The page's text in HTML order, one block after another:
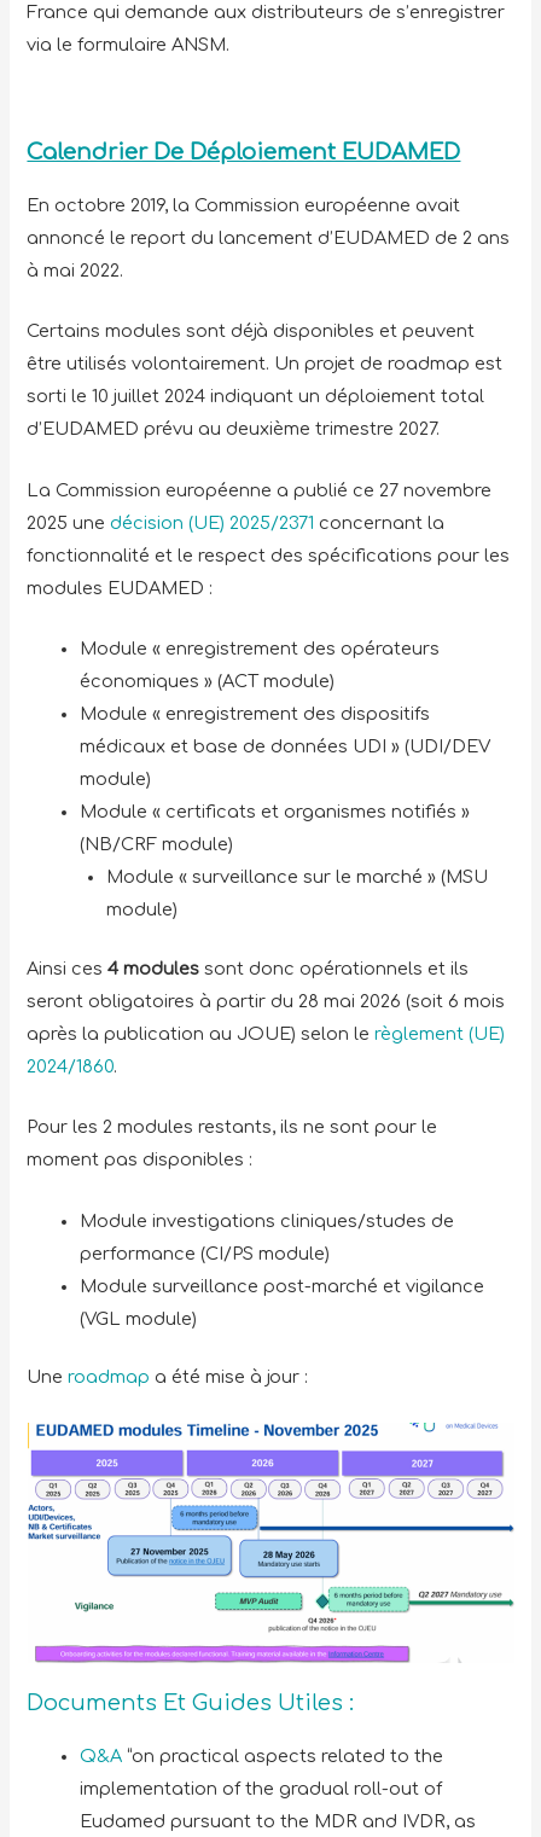
France qui demande aux distributeurs de s’enregistrer
via le formulaire ANSM.
Calendrier De Déploiement EUDAMED
En octobre 2019, la Commission européenne avait
annoncé le report du lancement d’EUDAMED de 2 ans
à mai 2022.
Certains modules sont déjà disponibles et peuvent
être utilisés volontairement. Un projet de roadmap est
sorti le 10 juillet 2024 indiquant un déploiement total
d’EUDAMED prévu au deuxième trimestre 2027.
La Commission européenne a publié ce 27 novembre
2025 une décision (UE) 2025/2371 concernant la
fonctionnalité et le respect des spécifications pour les
modules EUDAMED :
Module « enregistrement des opérateurs
économiques » (ACT module)
Module « enregistrement des dispositifs
médicaux et base de données UDI » (UDI/DEV
module)
Module « certificats et organismes notifiés »
(NB/CRF module)
Module « surveillance sur le marché » (MSU
module)
Ainsi ces4 modules sont donc opérationnels et ils
seront obligatoires à partir du 28 mai 2026 (soit 6 mois
après la publication au JOUE) selon lerèglement (UE)
2024/1860.
Pour les 2 modules restants, ils ne sont pour le
moment pas disponibles :
Module investigations cliniques/studes de
performance (CI/PS module)
Module surveillance post-marché et vigilance
(VGL module)
Uneroadmap a été mise à jour :
Documents Et Guides Utiles :
Q&A “on practical aspects related to the
implementation of the gradual roll-out of
Eudamed pursuant to the MDR and IVDR, as